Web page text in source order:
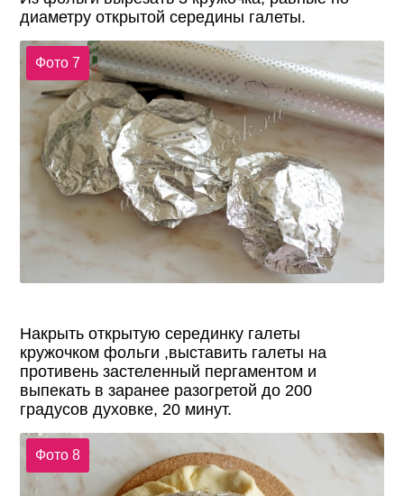
диаметру открытой середины галеты.
Фото 7
Накрыть открытую серединку галеты
кружочком фольги ,выставить галеты на
противень застеленный пергаментом и
выпекать в заранее разогретой до 200
градусов духовке, 20 минут.
Фото 8